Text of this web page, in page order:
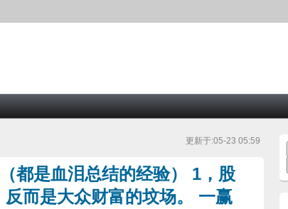
更新于:05-23 05:59
都是血泪总结的经验） 1，股
而是大众财富的坟场。 一赢